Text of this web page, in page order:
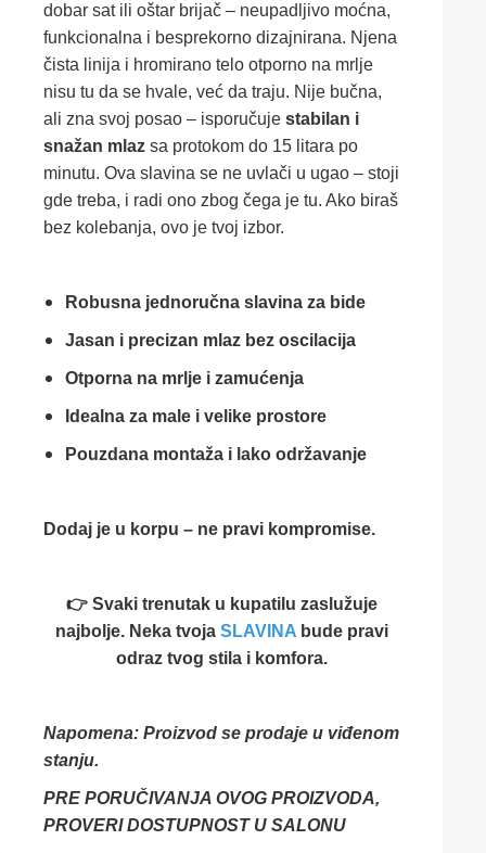
dobar sat ili oštar brijač – neupadljivo moćna,
funkcionalna i besprekorno dizajnirana. Njena
čista linija i hromirano telo otporno na mrlje
nisu tu da se hvale, već da traju. Nije bučna,
ali zna svoj posao – isporučuje stabilan i
snažan mlaz sa protokom do 15 litara po
minutu. Ova slavina se ne uvlači u ugao – stoji
gde treba, i radi ono zbog čega je tu. Ako biraš
bez kolebanja, ovo je tvoj izbor.
Robusna jednoručna slavina za bide
Jasan i precizan mlaz bez oscilacija
Otporna na mrlje i zamućenja
Idealna za male i velike prostore
Pouzdana montaža i lako održavanje
Dodaj je u korpu – ne pravi kompromise.
👉 Svaki trenutak u kupatilu zaslužuje
najbolje. Neka tvojaSLAVINAbude pravi
odraz tvog stila i komfora.
Napomena: Proizvod se prodaje u viđenom
stanju.
PRE PORUČIVANJA OVOG PROIZVODA,
PROVERI DOSTUPNOST U SALONU